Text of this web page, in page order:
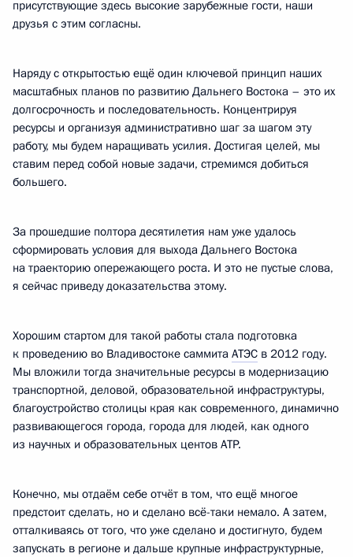
присутствующие здесь высокие зарубежные гости, наши
друзья с этим согласны.
Наряду с открытостью ещё один ключевой принцип наших
масштабных планов по развитию Дальнего Востока – это их
долгосрочность и последовательность. Концентрируя
ресурсы и организуя административно шаг за шагом эту
работу, мы будем наращивать усилия. Достигая целей, мы
ставим перед собой новые задачи, стремимся добиться
большего.
За прошедшие полтора десятилетия нам уже удалось
сформировать условия для выхода Дальнего Востока
на траекторию опережающего роста. И это не пустые слова,
я сейчас приведу доказательства этому.
Хорошим стартом для такой работы стала подготовка
к проведению во Владивостоке саммита АТЭС в 2012 году.
Мы вложили тогда значительные ресурсы в модернизацию
транспортной, деловой, образовательной инфраструктуры,
благоустройство столицы края как современного, динамично
развивающегося города, города для людей, как одного
из научных и образовательных центов АТР.
Конечно, мы отдаём себе отчёт в том, что ещё многое
предстоит сделать, но и сделано всё-таки немало. А затем,
отталкиваясь от того, что уже сделано и достигнуто, будем
запускать в регионе и дальше крупные инфраструктурные,